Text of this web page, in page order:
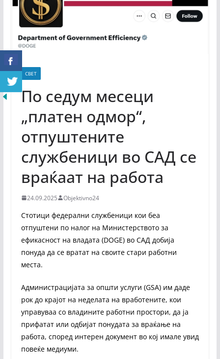
СВЕТ
По седум месеци
„платен одмор“,
отпуштените
службеници во САД се
враќаат на работа
24.09.2025 Objektivno24
Стотици федерални службеници кои беа
отпуштени по налог на Министерството за
ефикасност на владата (DOGE) во САД добија
понуда да се вратат на своите стари работни
места.
Администрацијата за општи услуги (GSA) им даде
рок до крајот на неделата на вработените, кои
управуваа со владините работни простори, да ја
прифатат или одбијат понудата за враќање на
работа, според интерен документ во кој имале увид
повеќе медиуми.